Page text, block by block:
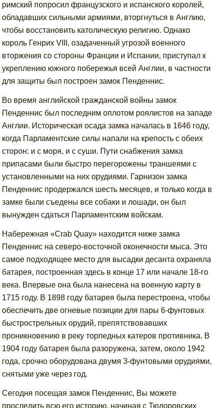
римский попросил французского и испанского королей,
обладавших сильными армиями, вторгнуться в Англию,
чтобы восстановить католическую религию. Однако
король Генрих VIII, озадаченный угрозой военного
вторжения со стороны Франции и Испании, приступал к
укреплению южного побережья всей Англии, в частности
для защиты был построен замок Пенденнис.
Во время английской гражданской войны замок
Пенденнис был последним оплотом роялистов на западе
Англии. Историческая осада замка началась в 1646 году,
когда Парламентские силы напали на крепость с обеих
сторон: и с моря, и с суши. Пути снабжения замка
припасами были быстро перегорожены траншеями с
установленными на них орудиями. Гарнизон замка
Пенденнис продержался шесть месяцев, и только когда в
замке были съедены все собаки и лошади, он был
вынужден сдаться Парламентским войскам.
Набережная «Crab Quay» находится ниже замка
Пенденнис на северо-восточной оконечности мыса. Это
самое подходящее место для высадки десанта охраняла
батарея, построенная здесь в конце 17 или начале 18-го
века. Впервые она была нанесена на военную карту в
1715 году. В 1898 году батарея была перестроена, чтобы
обеспечить две огневые позиции для пары 6-фунтовых
быстрострельных орудий, препятствовавших
проникновению в реку торпедных катеров противника. В
1904 году батарея была разоружена, затем, около 1942
года, срочно оборудована двумя 3-фунтовыми орудиями,
снятыми уже через год.
Сегодня посещая замок Пенденнис, Вы можете
проследить всю его историю, начиная с Тюдоровских